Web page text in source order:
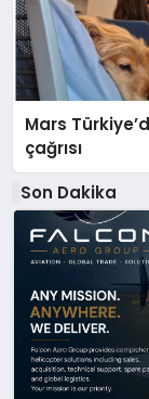
Mars
çağrısı
Son Dakika